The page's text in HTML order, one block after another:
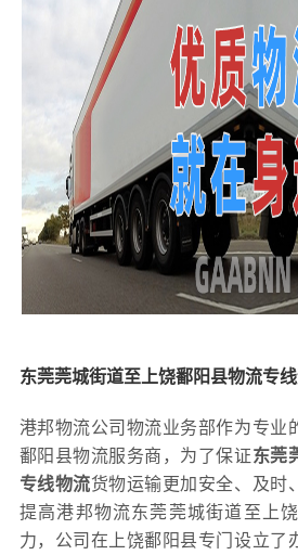
东莞莞城街道至上饶鄱阳县物流专
港邦物流公司物流业务部作为专业
鄱阳县物流服务商，为了保证东莞
专线物流货物运输更加安全、及时
提高港邦物流东莞莞城街道至上
力，公司在上饶鄱阳县专门设立了